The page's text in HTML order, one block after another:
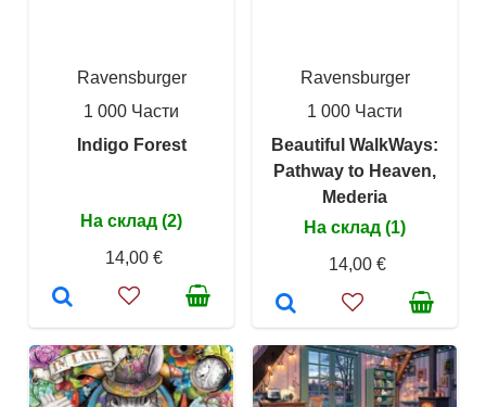
Ravensburger
1 000 Части
Indigo Forest
На склад (2)
14,00 €
Ravensburger
1 000 Части
Beautiful WalkWays:
Pathway to Heaven,
Mederia
На склад (1)
14,00 €